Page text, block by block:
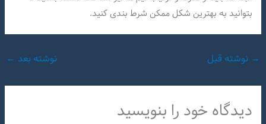
بتوانید به بهترین شکل ممکن شرط بندی کنید.
→ نوشته قبل نوشته بعد ←
دیدگاه‌ خود را بنویسید